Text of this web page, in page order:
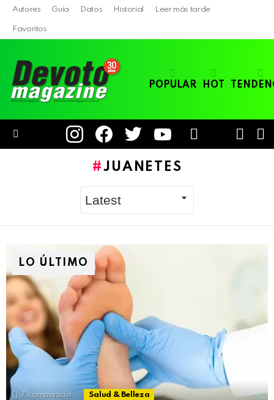
Autores Guía Datos Historial Leer más tarde
Favoritos
POPULAR HOT
instagramfacebooktwitter youtube
SKIN
JUANETES
LO ÚLTIMO
7 compartido Salud & Belleza